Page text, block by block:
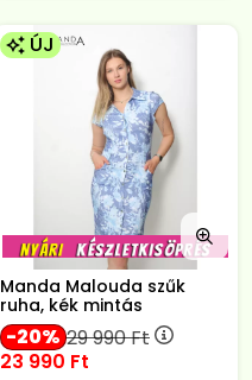
ÚJ
Manda Malouda szűk
ruha, kék mintás
20 29 990Ft
23 990 Ft